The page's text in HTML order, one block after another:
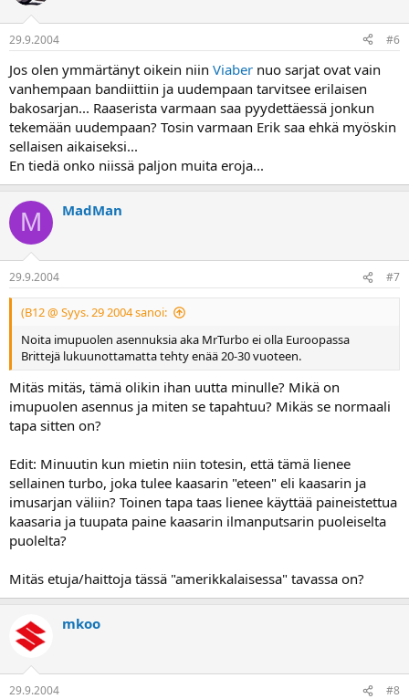
29.9.2004 #6
Jos olen ymmärtänyt oikein niin Viaber nuo sarjat ovat vain
vanhempaan bandiittiin ja uudempaan tarvitsee erilaisen
bakosarjan... Raaserista varmaan saa pyydettäessä jonkun
tekemään uudempaan? Tosin varmaan Erik saa ehkä myöskin
sellaisen aikaiseksi...
En tiedä onko niissä paljon muita eroja...
M MadMan
29.9.2004 #7
(B12 @ Syys. 29 2004 sanoi:
Noita imupuolen asennuksia aka MrTurbo ei olla Euroopassa
Brittejä lukuunottamatta tehty enää 20-30 vuoteen.
Mitäs mitäs, tämä olikin ihan uutta minulle? Mikä on
imupuolen asennus ja miten se tapahtuu? Mikäs se normaali
tapa sitten on?
Edit: Minuutin kun mietin niin totesin, että tämä lienee
sellainen turbo, joka tulee kaasarin "eteen" eli kaasarin ja
imusarjan väliin? Toinen tapa taas lienee käyttää paineistettua
kaasaria ja tuupata paine kaasarin ilmanputsarin puoleiselta
puolelta?
Mitäs etuja/haittoja tässä "amerikkalaisessa" tavassa on?
mkoo
29.9.2004 #8